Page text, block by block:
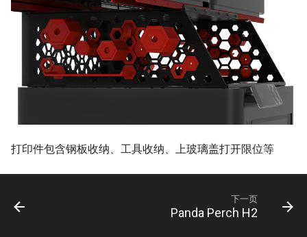
打印件包含钢板收纳、工具收纳、上玻璃盖打开限位等
下一页
Panda Perch H2